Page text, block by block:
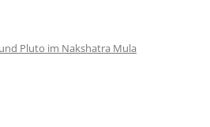
Pluto im Nakshatra Mula